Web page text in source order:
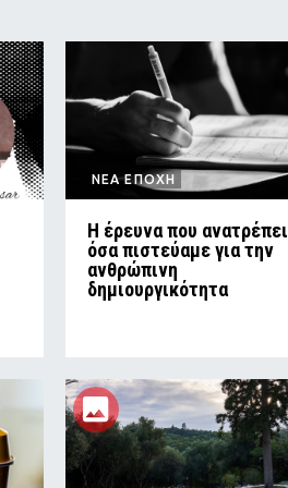
ΝΕΑ ΕΠΟΧΗ
Η έρευνα που ανατρέπει
όσα πιστεύαμε για την
ανθρώπινη
δημιουργικότητα